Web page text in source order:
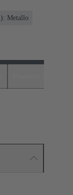
Metallo